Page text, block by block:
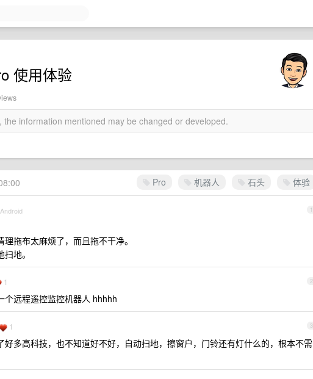
使用体验
information mentioned may be changed or developed.
Pro 机器人 石头 体验
1
拖布太麻烦了，而且拖不干净。
地。
2
1
个远程遥控监控机器人 hhhhh
3
1
好多高科技，也不知道好不好，自动扫地，擦窗户，门铃还有灯什么的，根本不需